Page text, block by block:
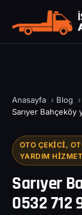
Anasayfa › Blog
›
Sarıyer Bahçeköy
OTO ÇEKICI,
YARDIM
Sarıyer
0532 712